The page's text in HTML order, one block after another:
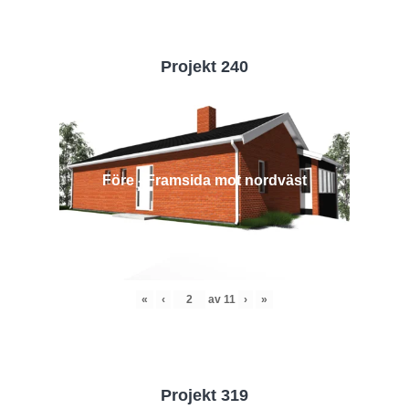
Projekt 240
Före - Framsida mot nordväst
« ‹ av 11 › »
Projekt 319